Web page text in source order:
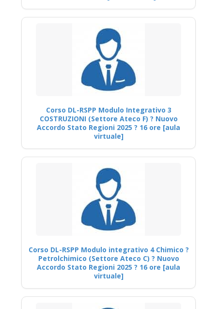
Corso DL-RSPP Modulo Integrativo 3
COSTRUZIONI (Settore Ateco F) ? Nuovo
Accordo Stato Regioni 2025 ? 16 ore [aula
virtuale]
Corso DL-RSPP Modulo integrativo 4 Chimico ?
Petrolchimico (Settore Ateco C) ? Nuovo
Accordo Stato Regioni 2025 ? 16 ore [aula
virtuale]